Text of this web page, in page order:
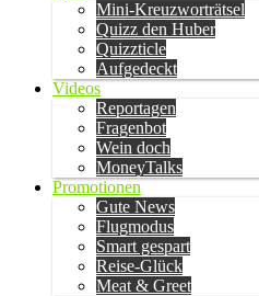
Mini-Kreuzworträtsel
Quizz den Huber
Quizzticle
Aufgedeckt
Videos
Reportagen
Fragenbot
Wein doch
MoneyTalks
Promotionen
Gute News
Flugmodus
Smart gespart
Reise-Glück
Meat & Greet